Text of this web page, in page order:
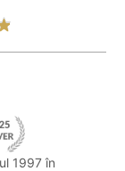
1997 în